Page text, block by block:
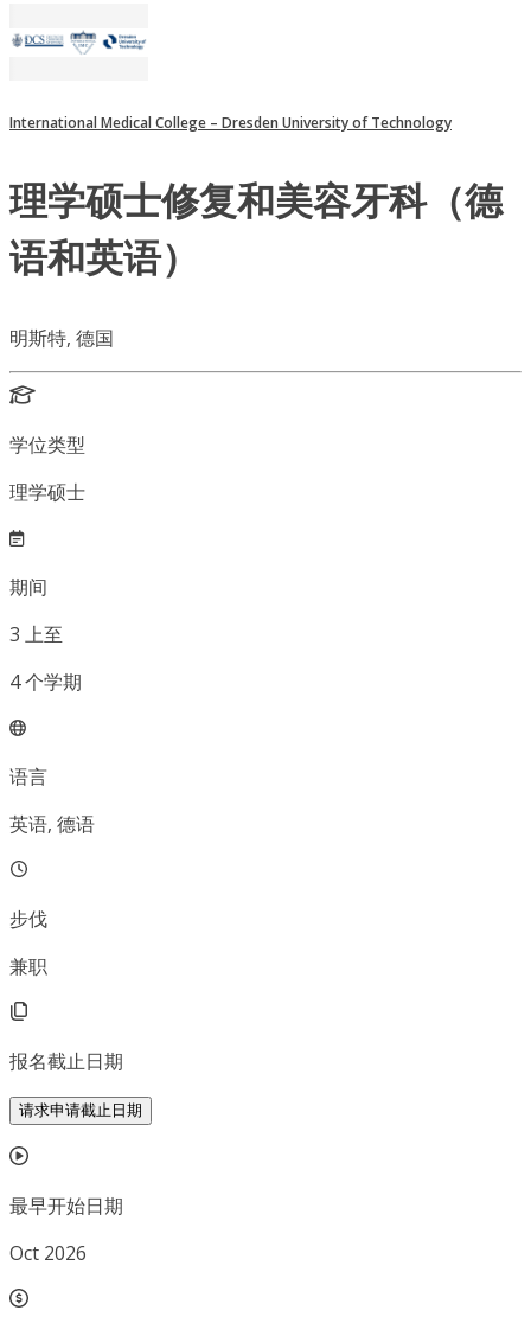
International Medical College – Dresden University of Technology
理学硕士修复和美容牙科（德
语和英语）
明斯特, 德国
学位类型
理学硕士
期间
3 上至
4个学期
语言
英语, 德语
步伐
兼职
报名截止日期
请求申请截止日期
最早开始日期
Oct 2026